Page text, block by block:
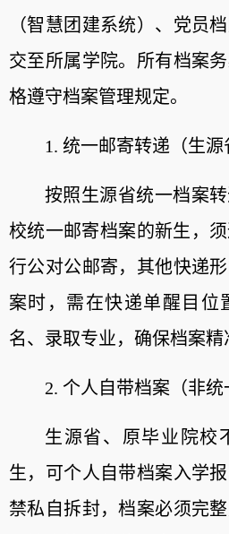
（智慧团建系统）、党员
交至所属学院。所有档案
格遵守档案管理规定。
1. 统一邮寄转递（生源
按照生源省统一档案
校统一邮寄档案的新生，
行公对公邮寄，其他快递
案时，需在快递单醒目位
名、录取专业，确保档案精
2. 个人自带档案（非统
生源省、原毕业院校
生，可个人自带档案入学
禁私自拆封，档案必须完